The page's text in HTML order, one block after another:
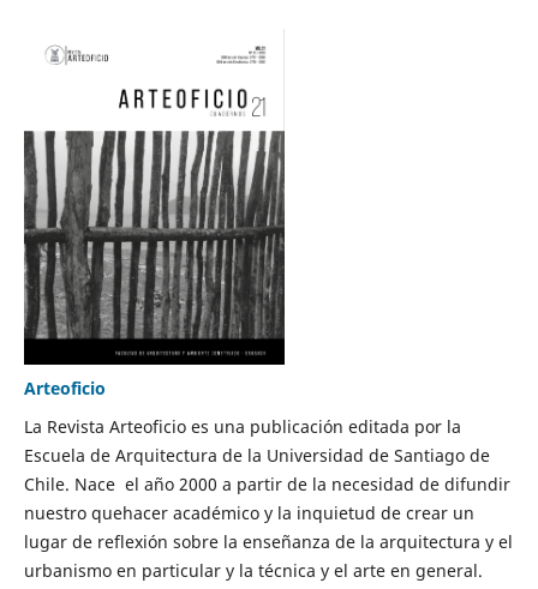
Arteoficio
La Revista Arteoficio es una publicación editada por la
Escuela de Arquitectura de la Universidad de Santiago de
Chile. Nace el año 2000 a partir de la necesidad de difundir
nuestro quehacer académico y la inquietud de crear un
lugar de reflexión sobre la enseñanza de la arquitectura y el
urbanismo en particular y la técnica y el arte en general.